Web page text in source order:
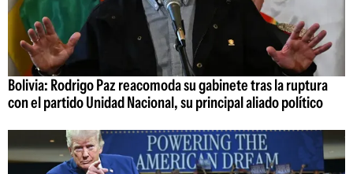
Bolivia: Rodrigo Paz reacomoda su gabinete tras la ruptura
con el partido Unidad Nacional, su principal aliado político